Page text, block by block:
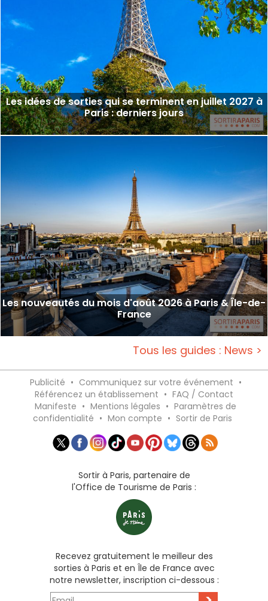
Les idées de sorties qui se terminent en juillet 2027 à
Paris : derniers jours
Les nouveautés du mois d'août 2026 à Paris & Île-de-
France
Tous les guides : News >
Publicité • Communiquez sur votre événement •
Référencez un établissement • FAQ / Contact
Manifeste • Mentions légales • Paramètres de
confidentialité • Mon compte • Sortir de Paris
Sortir à Paris, partenaire de
l'Office de Tourisme de Paris :
Recevez gratuitement le meilleur des
sorties à Paris et en Île de France avec
notre newsletter, inscription ci-dessous :